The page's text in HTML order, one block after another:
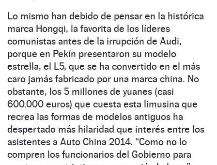
Lo mismo han debido de pensar en la histórica
marca Hongqi, la favorita de los líderes
comunistas antes de la irrupción de Audi,
porque en Pekín presentaron su modelo
estrella, el L5, que se ha convertido en el más
caro jamás fabricado por una marca china. No
obstante, los 5 millones de yuanes (casi
600.000 euros) que cuesta esta limusina que
recrea las formas de modelos antiguos ha
despertado más hilaridad que interés entre los
asistentes a Auto China 2014. “Como no lo
compren los funcionarios del Gobierno para